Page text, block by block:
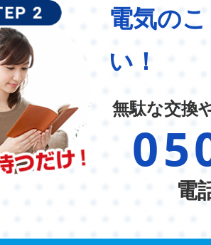
電気の
い！
無駄な交換
電